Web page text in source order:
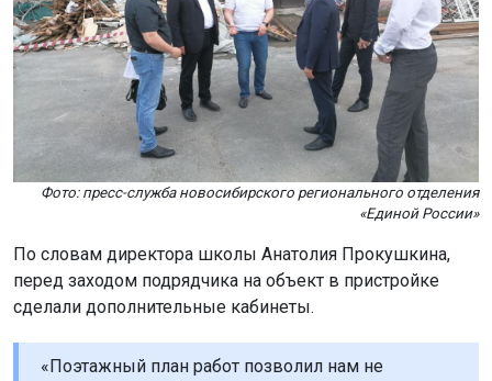
Фото: пресс-служба новосибирского регионального отделения
«Единой России»
По словам директора школы Анатолия Прокушкина,
перед заходом подрядчика на объект в пристройке
сделали дополнительные кабинеты.
«Поэтажный план работ позволил нам не